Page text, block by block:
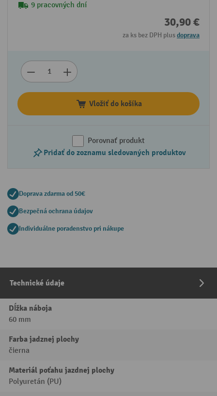
9 pracovných dní
30,90 €
za ks bez DPH plusdoprava
Vložiť do košíka
Porovnať produkt
Pridať do zoznamu sledovaných produktov
Doprava zdarma od 50€
Bezpečná ochrana údajov
Individuálne poradenstvo pri nákupe
Technické údaje
Dĺžka náboja
60 mm
Farba jadznej plochy
čierna
Materiál poťahu jazdnej plochy
Polyuretán (PU)